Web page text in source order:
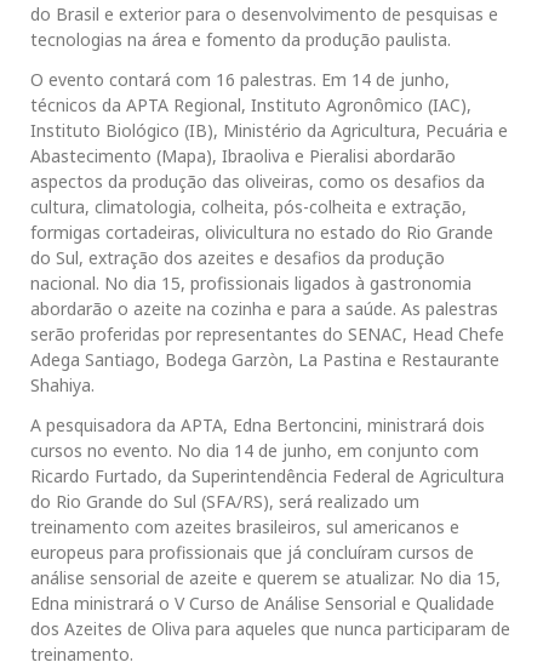
do Brasil e exterior para o desenvolvimento de pesquisas e
tecnologias na área e fomento da produção paulista.
O evento contará com 16 palestras. Em 14 de junho,
técnicos da APTA Regional, Instituto Agronômico (IAC),
Instituto Biológico (IB), Ministério da Agricultura, Pecuária e
Abastecimento (Mapa), Ibraoliva e Pieralisi abordarão
aspectos da produção das oliveiras, como os desafios da
cultura, climatologia, colheita, pós-colheita e extração,
formigas cortadeiras, olivicultura no estado do Rio Grande
do Sul, extração dos azeites e desafios da produção
nacional. No dia 15, profissionais ligados à gastronomia
abordarão o azeite na cozinha e para a saúde. As palestras
serão proferidas por representantes do SENAC, Head Chefe
Adega Santiago, Bodega Garzòn, La Pastina e Restaurante
Shahiya.
A pesquisadora da APTA, Edna Bertoncini, ministrará dois
cursos no evento. No dia 14 de junho, em conjunto com
Ricardo Furtado, da Superintendência Federal de Agricultura
do Rio Grande do Sul (SFA/RS), será realizado um
treinamento com azeites brasileiros, sul americanos e
europeus para profissionais que já concluíram cursos de
análise sensorial de azeite e querem se atualizar. No dia 15,
Edna ministrará o V Curso de Análise Sensorial e Qualidade
dos Azeites de Oliva para aqueles que nunca participaram de
treinamento.